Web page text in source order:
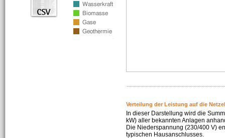
Verteilung der Leistung auf die
In dieser Darstellung wird die
kW) aller bekannten Anlagen
Die Niederspannung (230/400 V)
typischen Hausanschlusses.